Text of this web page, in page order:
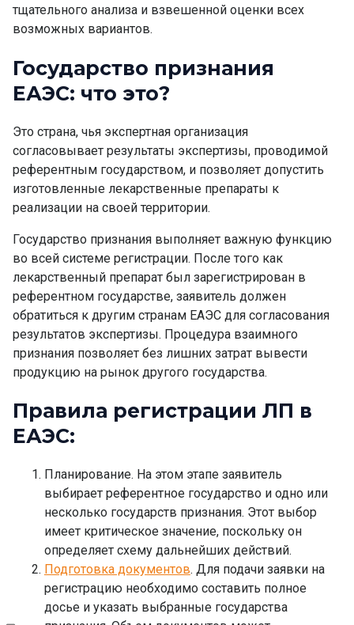
тщательного анализа и взвешенной оценки всех
возможных вариантов.
Государство признания
ЕАЭС: что это?
Это страна, чья экспертная организация
согласовывает результаты экспертизы, проводимой
референтным государством, и позволяет допустить
изготовленные лекарственные препараты к
реализации на своей территории.
Государство признания выполняет важную функцию
во всей системе регистрации. После того как
лекарственный препарат был зарегистрирован в
референтном государстве, заявитель должен
обратиться к другим странам ЕАЭС для согласования
результатов экспертизы. Процедура взаимного
признанияпозволяет без лишних затрат вывести
продукцию на рынок другого государства.
Правила регистрации ЛП в
ЕАЭС:
Планирование. На этом этапе заявитель
выбирает референтное государство и одно или
несколько государств признания. Этот выбор
имеет критическое значение, поскольку он
определяет схему дальнейших действий.
Подготовка документов. Для подачи заявки на
регистрацию необходимо составить полное
досье и указать выбранные государства